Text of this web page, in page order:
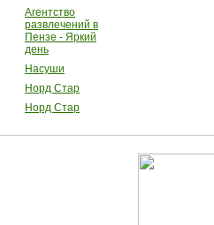
Агентство
развлечений в
Пензе - Яркий
день
Насуши
Норд Стар
Норд Стар